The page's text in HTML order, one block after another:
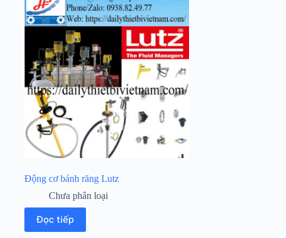
Động cơ bánh răng Lutz
Chưa phân loại
Đọc tiếp